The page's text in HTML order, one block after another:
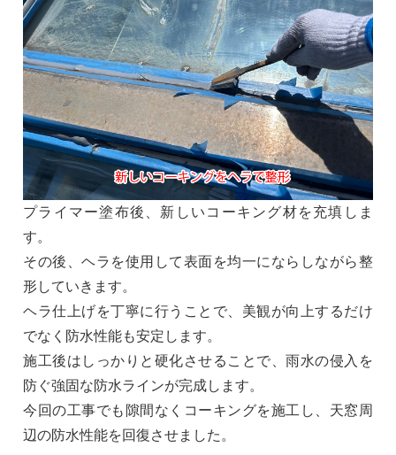
プライマー塗布後、新しいコーキング材を充填しま
す。
その後、ヘラを使用して表面を均一にならしながら整
形していきます。
ヘラ仕上げを丁寧に行うことで、美観が向上するだけ
でなく防水性能も安定します。
施工後はしっかりと硬化させることで、雨水の侵入を
防ぐ強固な防水ラインが完成します。
今回の工事でも隙間なくコーキングを施工し、天窓周
辺の防水性能を回復させました。